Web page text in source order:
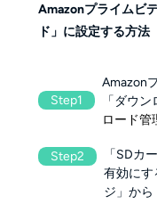
Amazonプライムビ
ド」に設定する方法
Step1
Amazon
「ダウ
ロード管
Step2
「SDカ
有効にす
ジ」から